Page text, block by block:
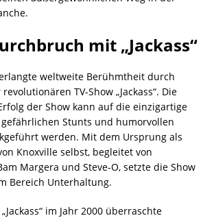
mit „Jackass“
weltweite Berühmtheit durch
TV-Show „Jackass“. Die
der Show kann auf die einzigartige
Stunts und humorvollen
werden. Mit dem Ursprung als
Knoxville selbst, begleitet von
Margera und Steve-O, setzte die Show
Bereich Unterhaltung.
im Jahr 2000 überraschte